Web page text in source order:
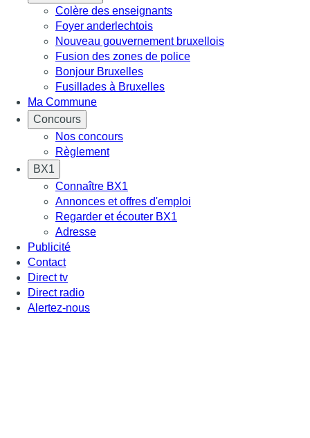
Colère des enseignants
Foyer anderlechtois
Nouveau gouvernement bruxellois
Fusion des zones de police
Bonjour Bruxelles
Fusillades à Bruxelles
Ma Commune
Concours
Nos concours
Règlement
BX1
Connaître BX1
Annonces et offres d'emploi
Regarder et écouter BX1
Adresse
Publicité
Contact
Direct tv
Direct radio
Alertez-nous